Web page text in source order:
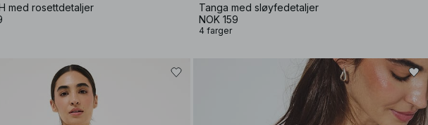
med rosettdetaljer
Tanga med sløyfedetaljer
NOK 159
4 farger